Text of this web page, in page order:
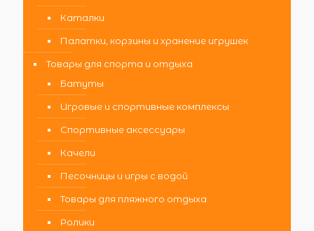
Каталки
Палатки, корзины и хранение игрушек
Товары для спорта и отдыха
Батуты
Игровые и спортивные комплексы
Спортивные аксессуары
Качели
Песочницы и игры с водой
Товары для пляжного отдыха
Ролики